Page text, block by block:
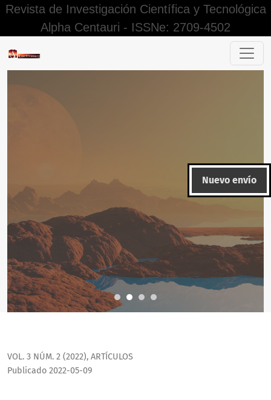
Revista de Investigación Científica y Tecnológica
Alpha Centauri - ISSNe: 2709-4502
La interacción como estrategia cooperativa para mejorar
Nuevo envío
VOL. 3 NÚM. 2 (2022), ARTÍCULOS
Publicado 2022-05-09